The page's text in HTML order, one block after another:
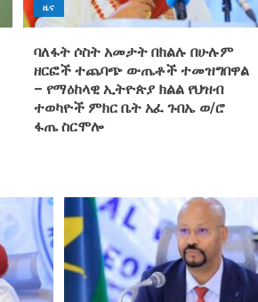
ዜና
ባለፋት ሶስት አመታት በክልሉ በሁሉም
ዘርፎች ተጨባጭ ውጤቶች ተመዝግበዋል
– የማዕከላዊ ኢትዮጵያ ክልል የህዝብ
ተወካዮች ምክር ቤት አፈ ጉበኤ ወ/ሮ
ፋጤ ስርሞሎ